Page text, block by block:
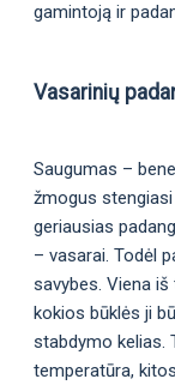
gamintoją ir
Vasarinių
Saugumas –
žmogus
geriausias
– vasarai. Todėl
savybes. Viena
kokios būklės ji
stabdymo kelias.
temperatūra,